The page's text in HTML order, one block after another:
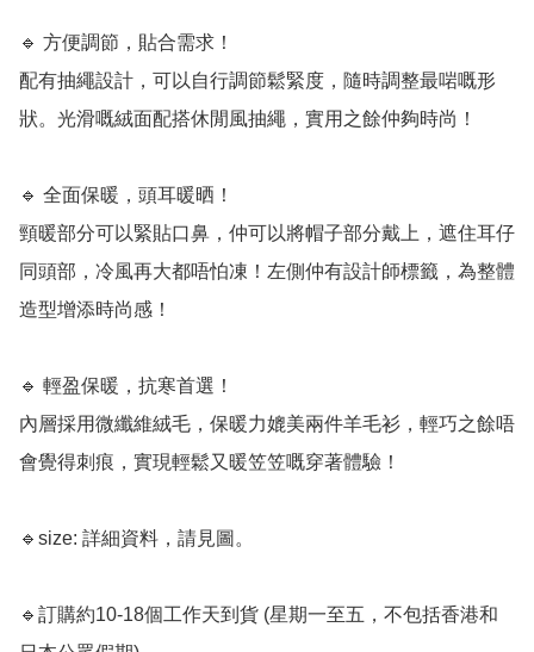
🔹 方便調節，貼合需求！
配有抽繩設計，可以自行調節鬆緊度，隨時調整最啱嘅形
狀。光滑嘅絨面配搭休閒風抽繩，實用之餘仲夠時尚！
🔹 全面保暖，頭耳暖晒！
頸暖部分可以緊貼口鼻，仲可以將帽子部分戴上，遮住耳仔
同頭部，冷風再大都唔怕凍！左側仲有設計師標籤，為整體
造型增添時尚感！
🔹 輕盈保暖，抗寒首選！
內層採用微纖維絨毛，保暖力媲美兩件羊毛衫，輕巧之餘唔
會覺得刺痕，實現輕鬆又暖笠笠嘅穿著體驗！
🔹size: 詳細資料，請見圖。
🔹訂購約10-18個工作天到貨 (星期一至五，不包括香港和